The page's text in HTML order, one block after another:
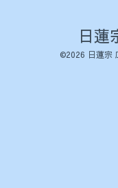
日蓮
©2026 日蓮宗